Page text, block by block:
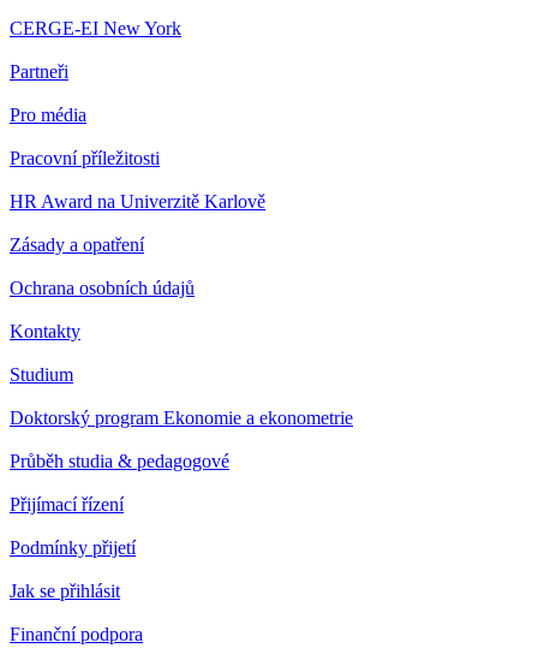
CERGE-EI New York
Partneři
Pro média
Pracovní příležitosti
HR Award na Univerzitě Karlově
Zásady a opatření
Ochrana osobních údajů
Kontakty
Studium
Doktorský program Ekonomie a ekonometrie
Průběh studia & pedagogové
Přijímací řízení
Podmínky přijetí
Jak se přihlásit
Finanční podpora